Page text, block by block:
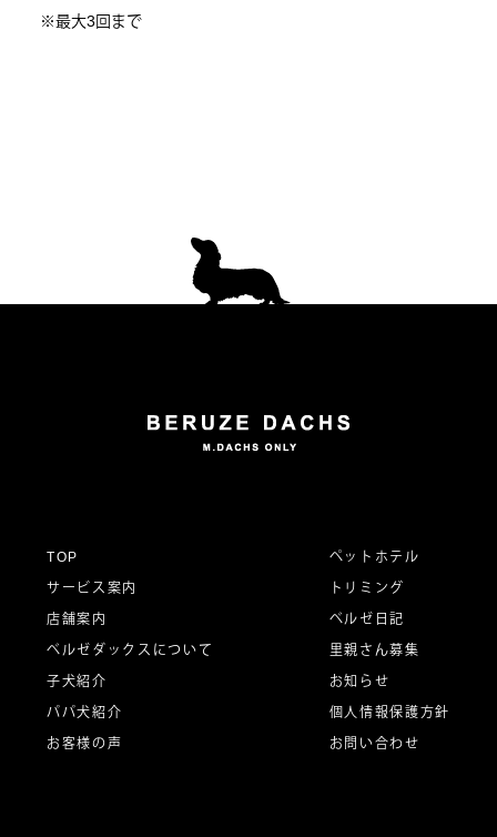
※最大3回まで
TOP
サービス案内
店舗案内
ベルゼダックスについて
子犬紹介
パパ犬紹介
お客様の声
ペットホテル
トリミング
ベルゼ日記
里親さん募集
お知らせ
個人情報保護方針
お問い合わせ